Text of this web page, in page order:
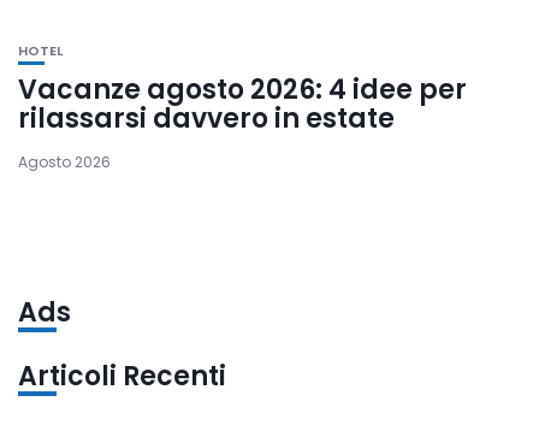
HOTEL
Vacanze agosto 2026: 4 idee per
rilassarsi davvero in estate
Agosto 2026
Ads
Articoli Recenti